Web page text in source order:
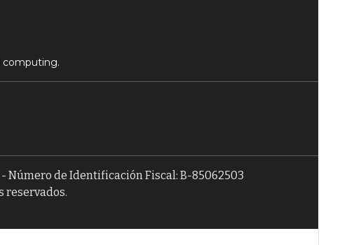
computing.
Número de Identificación Fiscal: B-85062503
reservados.